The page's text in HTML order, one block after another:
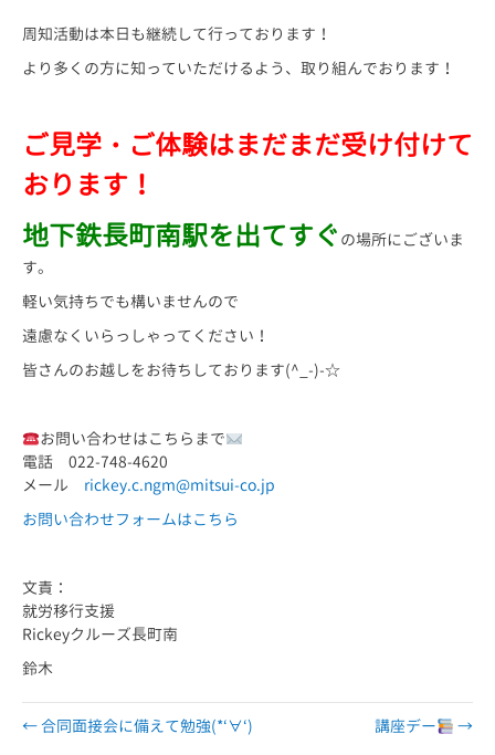
周知活動は本日も継続して行っております！
より多くの方に知っていただけるよう、取り組んでおります！
ご見学・ご体験はまだまだ受け付けて
おります！
地下鉄長町南駅を出てすぐ の場所にございま
す。
軽い気持ちでも構いませんので
遠慮なくいらっしゃってください！
皆さんのお越しをお待ちしております(^_-)-☆
お問い合わせはこちらまで
電話 022-748-4620
メール rickey.c.ngm@mitsui-co.jp
お問い合わせフォームはこちら
文責：
就労移行支援
Rickeyクルーズ長町南
鈴木
← 合同面接会に備えて勉強(*‘∀‘) 講座デー →